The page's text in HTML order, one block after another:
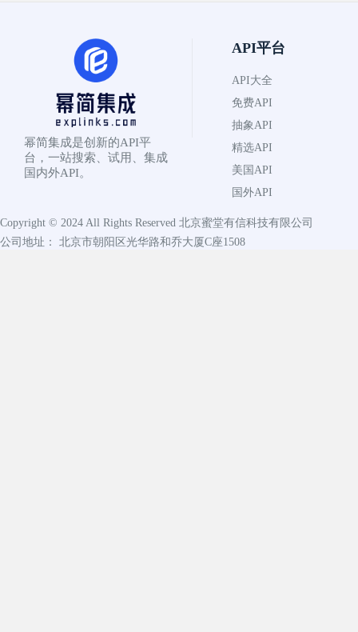
幂简集成是创新的API平
台，一站搜索、试用、集成
国内外API。
API平台
API大全
免费API
抽象API
精选API
美国API
国外API
Copyright © 2024 All Rights Reserved 北京蜜堂有信科技有限公司
公司地址： 北京市朝阳区光华路和乔大厦C座1508